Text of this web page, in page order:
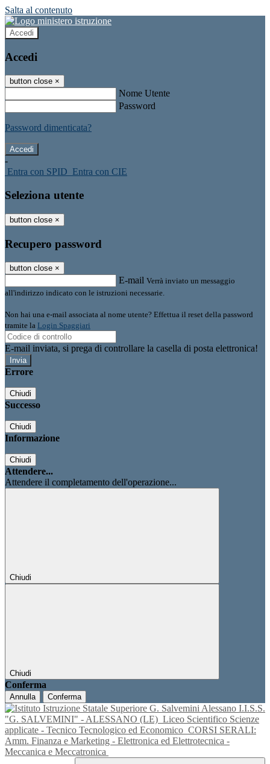
Salta al contenuto
Accedi
Accedi
button close ×
Nome Utente
Password
Password dimenticata?
-
Entra con SPID Entra con CIE
Seleziona utente
button close ×
Recupero password
button close ×
E-mail Verrà inviato un messaggio
all'indirizzo indicato con le istruzioni necessarie.
Non hai una e-mail associata al nome utente? Effettua il reset della password
tramite la Login Spaggiari
E-mail inviata, si prega di controllare la casella di posta elettronica!
Errore
Chiudi
Successo
Chiudi
Informazione
Chiudi
Attendere...
Attendere il completamento dell'operazione...
Chiudi
Chiudi
Conferma
Annulla Conferma
I.I.S.S.
"G. SALVEMINI" - ALESSANO (LE) Liceo Scientifico Scienze
applicate - Tecnico Tecnologico ed Economico CORSI SERALI:
Amm. Finanza e Marketing - Elettronica ed Elettrotecnica -
Meccanica e Meccatronica